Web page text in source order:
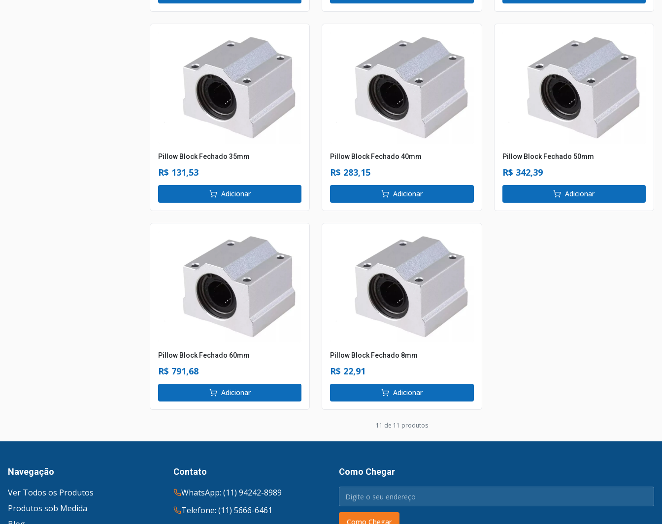
Pillow Block Fechado 35mm
R$ 131,53
Adicionar
Pillow Block Fechado 40mm
R$ 283,15
Adicionar
Pillow Block Fechado 50mm
R$ 342,39
Adicionar
Pillow Block Fechado 60mm
R$ 791,68
Adicionar
Pillow Block Fechado 8mm
R$ 22,91
Adicionar
11 de 11 produtos
Navegação
Ver Todos os Produtos
Produtos sob Medida
Contato
WhatsApp: (11) 94242-8989
Telefone: (11) 5666-6461
Como Chegar
Como Chegar